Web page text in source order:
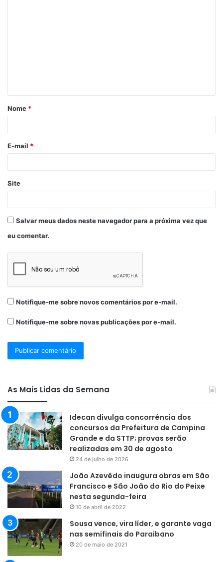
Nome *
E-mail *
Site
Salvar meus dados neste navegador para a próxima vez que
eu comentar.
Notifique-me sobre novos comentários por e-mail.
Notifique-me sobre novas publicações por e-mail.
As Mais Lidas da Semana
Idecan divulga concorrência dos
concursos da Prefeitura de Campina
Grande e da STTP; provas serão
realizadas em 30 de agosto
24 de julho de 2026
João Azevêdo inaugura obras em São
Francisco e São João do Rio do Peixe
nesta segunda-feira
10 de abril de 2022
Sousa vence, vira líder, e garante vaga
nas semifinais do Paraibano
20 de maio de 2021